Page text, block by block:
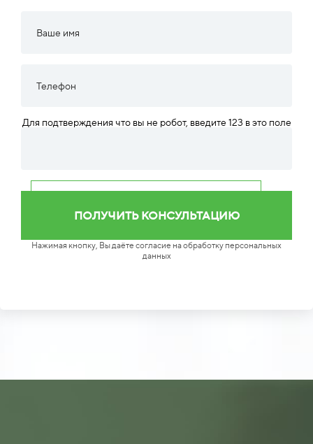
Для подтверждения что вы не робот, введите 123 в это поле
Нажимая кнопку, Вы даёте согласие на обработку персональных
данных